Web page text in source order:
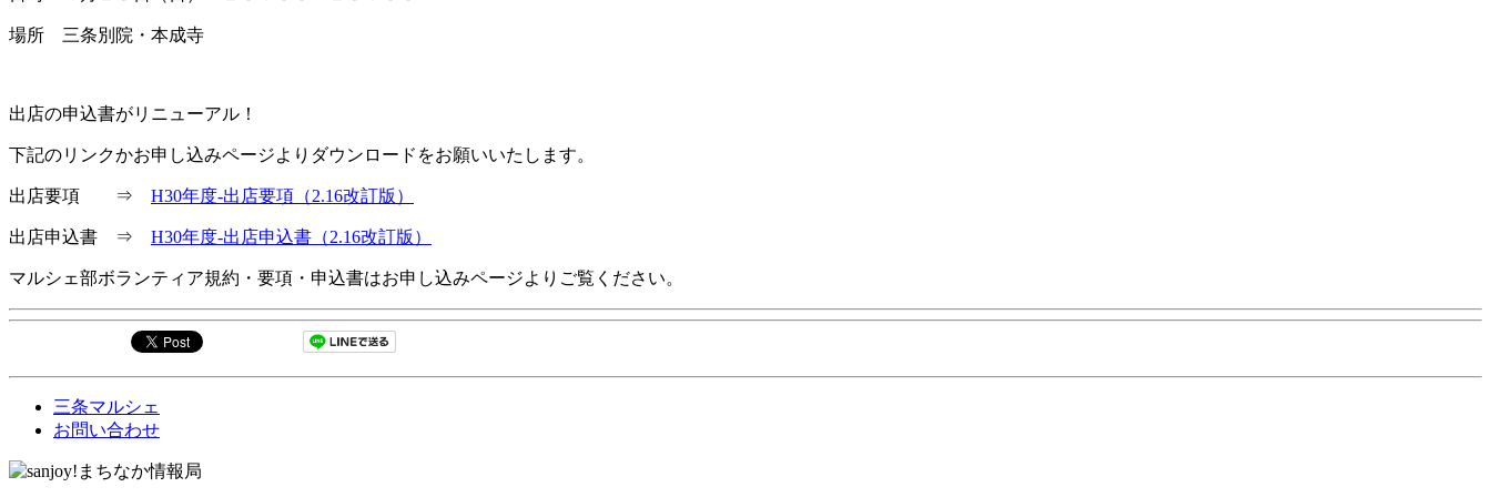
場所 三条別院・本成寺
出店の申込書がリニューアル！
下記のリンクかお申し込みページよりダウンロードをお願いいたします。
出店要項 ⇒ H30年度-出店要項（2.16改訂版）
出店申込書 ⇒ H30年度-出店申込書（2.16改訂版）
マルシェ部ボランティア規約・要項・申込書はお申し込みページよりご覧ください。
三条マルシェ
お問い合わせ